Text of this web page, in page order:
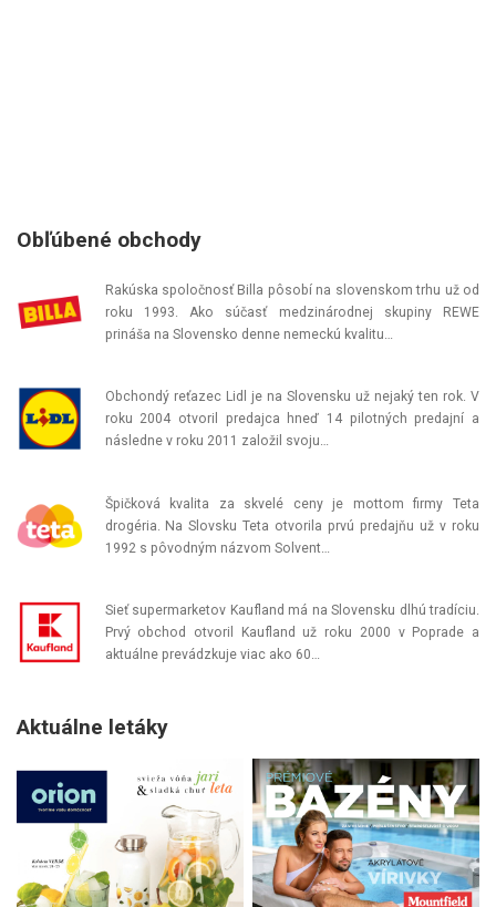
Obľúbené obchody
Rakúska spoločnosť Billa pôsobí na slovenskom trhu už od
roku 1993. Ako súčasť medzinárodnej skupiny REWE
prináša na Slovensko denne nemeckú kvalitu…
Obchondý reťazec Lidl je na Slovensku už nejaký ten rok. V
roku 2004 otvoril predajca hneď 14 pilotných predajní a
následne v roku 2011 založil svoju…
Špičková kvalita za skvelé ceny je mottom firmy Teta
drogéria. Na Slovsku Teta otvorila prvú predajňu už v roku
1992 s pôvodným názvom Solvent…
Sieť supermarketov Kaufland má na Slovensku dlhú tradíciu.
Prvý obchod otvoril Kaufland už roku 2000 v Poprade a
aktuálne prevádzkuje viac ako 60…
Aktuálne letáky